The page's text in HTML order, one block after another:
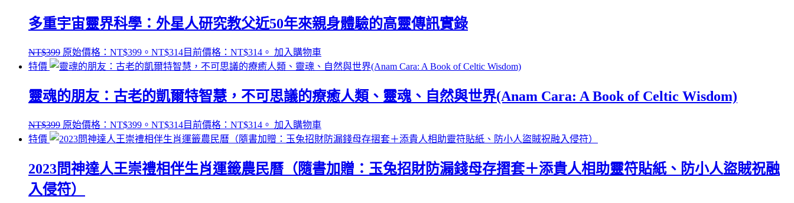
多重宇宙靈界科學：外星人研究教父近50年來親身體驗的高靈傳訊實錄
NT$399 原始價格：NT$399。 NT$314目前價格：NT$314。 加入購物車
特價
靈魂的朋友：古老的凱爾特智慧，不可思議的療癒人類、靈魂、自然與世界(Anam Cara: A Book of Celtic Wisdom)
NT$399 原始價格：NT$399。 NT$314目前價格：NT$314。 加入購物車
特價
2023問神達人王崇禮相伴生肖運籤農民曆（隨書加贈：玉兔招財防漏錢母存摺套＋添貴人相助靈符貼紙、防小人盜賊祝融
入侵符）